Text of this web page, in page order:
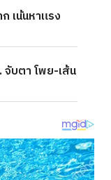
เน้นหาแรง
จับตา โพย-เส้น